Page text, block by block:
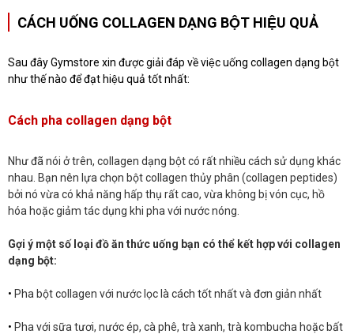
CÁCH UỐNG COLLAGEN DẠNG BỘT HIỆU QUẢ
Sau đây Gymstore xin được giải đáp về việc uống collagen dạng bột
như thế nào để đạt hiệu quả tốt nhất:
Cách pha collagen dạng bột
Như đã nói ở trên, collagen dạng bột có rất nhiều cách sử dụng khác
nhau. Bạn nên lựa chọn bột collagen thủy phân (collagen peptides)
bởi nó vừa có khả năng hấp thụ rất cao, vừa không bị vón cục, hồ
hóa hoặc giảm tác dụng khi pha với nước nóng.
Gợi ý một số loại đồ ăn thức uống bạn có thể kết hợp với collagen
dạng bột:
• Pha bột collagen với nước lọc là cách tốt nhất và đơn giản nhất
• Pha với sữa tươi, nước ép, cà phê, trà xanh, trà kombucha hoặc bất